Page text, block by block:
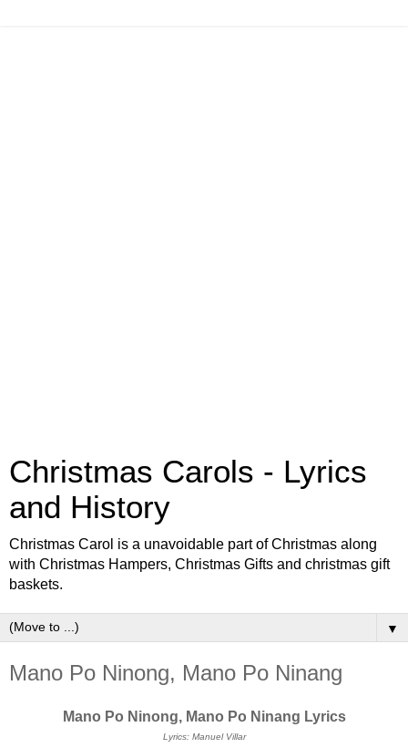
Christmas Carols - Lyrics
and History
Christmas Carol is a unavoidable part of Christmas along
with Christmas Hampers, Christmas Gifts and christmas gift
baskets.
▼
Mano Po Ninong, Mano Po Ninang
Mano Po Ninong, Mano Po Ninang Lyrics
Lyrics: Manuel Villar